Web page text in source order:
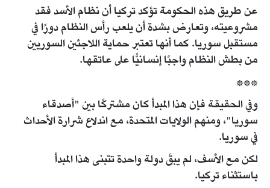
عن طريق هذه الحكومة تؤكد تركيا أن نظام الأسد فقد
مشروعيته، وتعارض بشدة أن يلعب رأس النظام دورًا في
مستقبل سوريا. كما أنها تعتبر حماية اللاجئين السوريين
من بطش النظام واجبًا إنسانيًّا على عاتقها.
***
وفي الحقيقة فإن هذا المبدأ كان مشتركًا بين "أصدقاء
سوريا"، ومنهم الولايات المتحدة، مع اندلاع شرارة الأحداث
في سوريا.
لكن مع الأسف، لم يبقَ دولة واحدة تتبنى هذا المبدأ
باستثناء تركيا.